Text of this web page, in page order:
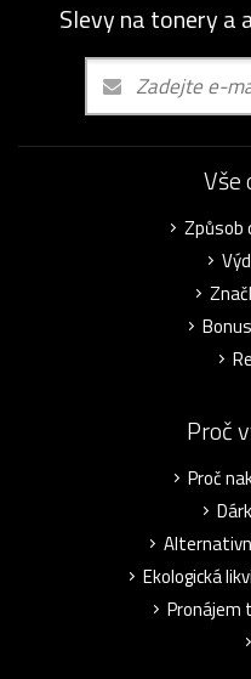
Slevy na tonery a
Vše
Způsob
Proč
Proč
Ekologická
Pronájem